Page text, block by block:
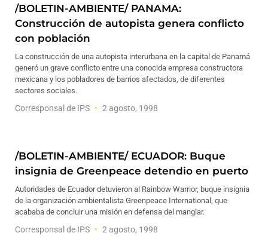
/BOLETIN-AMBIENTE/ PANAMA:
Construcción de autopista genera conflicto
con población
La construcción de una autopista interurbana en la capital de Panamá
generó un grave conflicto entre una conocida empresa constructora
mexicana y los pobladores de barrios afectados, de diferentes
sectores sociales.
Corresponsal de IPS 2 agosto, 1998
/BOLETIN-AMBIENTE/ ECUADOR: Buque
insignia de Greenpeace detendio en puerto
Autoridades de Ecuador detuvieron al Rainbow Warrior, buque insignia
de la organización ambientalista Greenpeace International, que
acababa de concluir una misión en defensa del manglar.
Corresponsal de IPS 2 agosto, 1998